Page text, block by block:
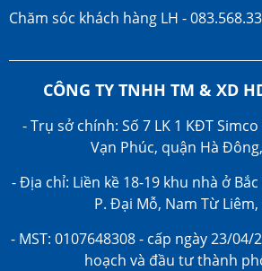
Chăm sóc khách hàng LH -
CÔNG TY TNHH TM & XD
- Trụ sở chính: Số 7 LK 1 KĐT
Vạn Phúc, quận Hà
- Địa chỉ: Liền kề 18-19 khu nhà ở
P. Đại Mỗ, Nam Từ
- MST: 0107648308 - cấp ngày 23/04/
hoạch và đầu tư thành